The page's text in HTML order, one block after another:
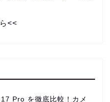
<<
Pro を徹底比較！カメ